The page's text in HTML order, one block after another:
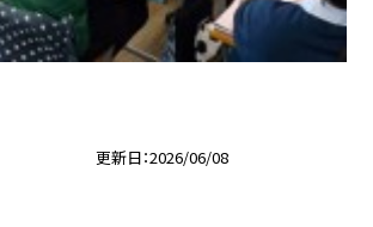
更新日 2026/06/08